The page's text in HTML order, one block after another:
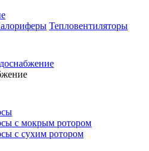
Тепловентиляторы
с мокрым ротором
с сухим ротором